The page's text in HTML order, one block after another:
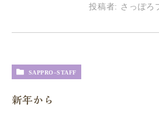
投稿者: さっぽろ
SAPPRO-STAFF
新年から